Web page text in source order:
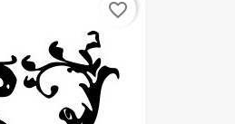
favorite_border